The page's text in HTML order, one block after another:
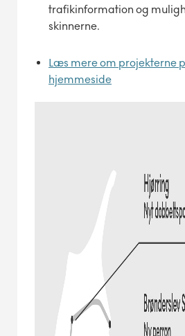
trafikinformation og
skinnerne.
Læs mere om projekterne
hjemmeside